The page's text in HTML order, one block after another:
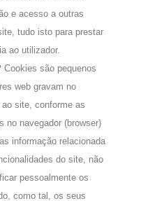
e acesso a outras
tudo isto para prestar
ao utilizador.
Cookies são pequenos
web gravam no
site, conforme as
no navegador (browser)
informação relacionada
do site, não
pessoalmente os
como tal, os seus